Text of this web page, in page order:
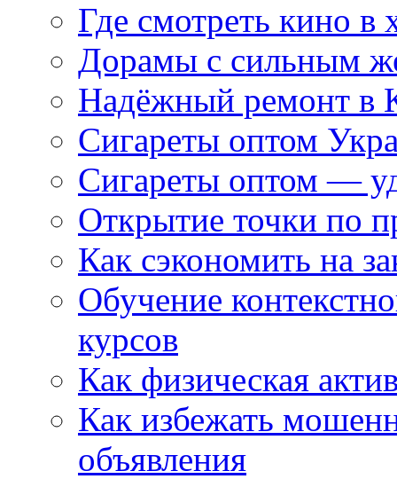
Где смотреть кино в
Дорамы с сильным
Надёжный ремонт в
Сигареты оптом
Сигареты оптом —
Открытие точки по
Как сэкономить на
Обучение
курсов
Как физическая
Как избежать
объявления